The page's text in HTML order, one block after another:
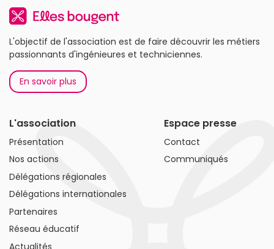
L'objectif de l'association est de faire découvrir les métiers
passionnants d'ingénieures et techniciennes.
En savoir plus
L'association
Présentation
Nos actions
Délégations régionales
Délégations internationales
Partenaires
Réseau éducatif
Actualités
Espace presse
Contact
Communiqués